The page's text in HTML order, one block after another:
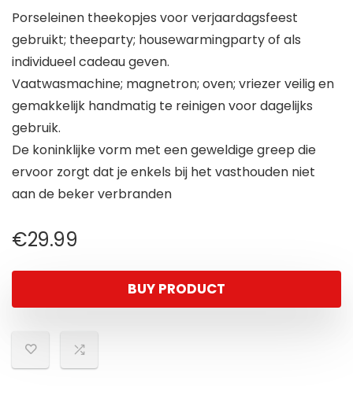
Porseleinen theekopjes voor verjaardagsfeest
gebruikt; theeparty; housewarmingparty of als
individueel cadeau geven.
Vaatwasmachine; magnetron; oven; vriezer veilig en
gemakkelijk handmatig te reinigen voor dagelijks
gebruik.
De koninklijke vorm met een geweldige greep die
ervoor zorgt dat je enkels bij het vasthouden niet
aan de beker verbranden
€29.99
BUY PRODUCT